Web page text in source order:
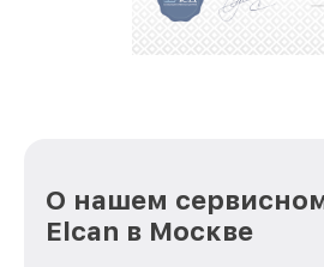
О нашем
Elcan в Москве